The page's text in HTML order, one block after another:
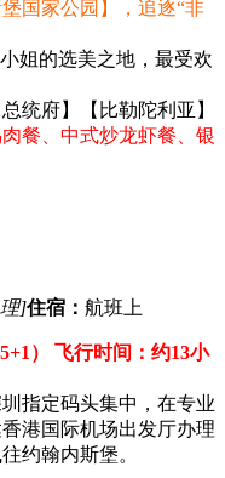
国家公园】，追逐“非
姐的选美之地，最受欢
统府】【比勒陀利亚】
餐、中式炒龙虾餐、银
]住宿： 航班上
） 飞行时间：约13小
指定码头集中，在专业
港国际机场出发厅办理
约翰内斯堡。